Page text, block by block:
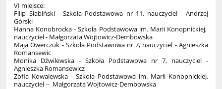
VI miejsce:
Filip Słabiński - Szkoła Podstawowa nr 11, nauczyciel - Andrzej
Górski
Hanna Konobrocka - Szkoła Podstawowa im. Marii Konopnickiej,
nauczyciel - Małgorzata Wojtowicz-Dembowska
Maja Owerczuk - Szkoła Podstawowa nr 7, nauczyciel - Agnieszka
Romansewic
Monika Dźwilewska - Szkoła Podstawowa nr 7, nauczyciel -
Agnieszka Romansewicz
Zofia Kowalewska - Szkoła Podstawowa im. Marii Konopnickiej,
nauczyciel -- Małgorzata Wojtowicz-Dembowska